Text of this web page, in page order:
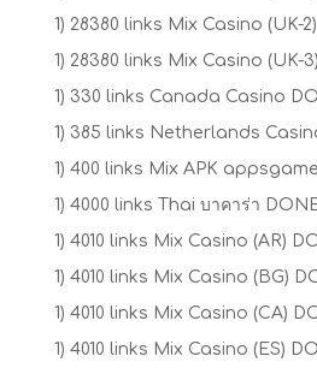
1) 28380 links Mix Casino (UK-
1) 28380 links Mix Casino (UK-
1) 330 links Canada Casino
1) 385 links Netherlands
1) 400 links Mix APK
1) 4000 links Thai บาคาร่า
1) 4010 links Mix Casino (AR)
1) 4010 links Mix Casino (BG)
1) 4010 links Mix Casino (CA)
1) 4010 links Mix Casino (ES)